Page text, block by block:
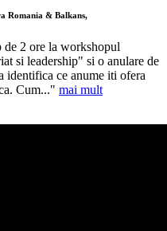
Romania & Balkans,
2 ore la workshopul
si leadership" si o anulare de
identifica ce anume iti ofera
Cum..." mai mult